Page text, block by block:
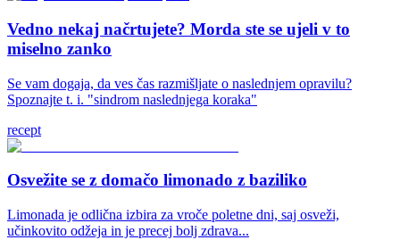
Vedno nekaj načrtujete? Morda ste se ujeli v to
miselno zanko
Se vam dogaja, da ves čas razmišljate o naslednjem opravilu?
Spoznajte t. i. "sindrom naslednjega koraka"
recept
Osvežite se z domačo limonado z baziliko
Limonada je odlična izbira za vroče poletne dni, saj osveži,
učinkovito odžeja in je precej bolj zdrava...